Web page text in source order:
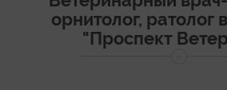
орнитолог, ратолог
"Проспект